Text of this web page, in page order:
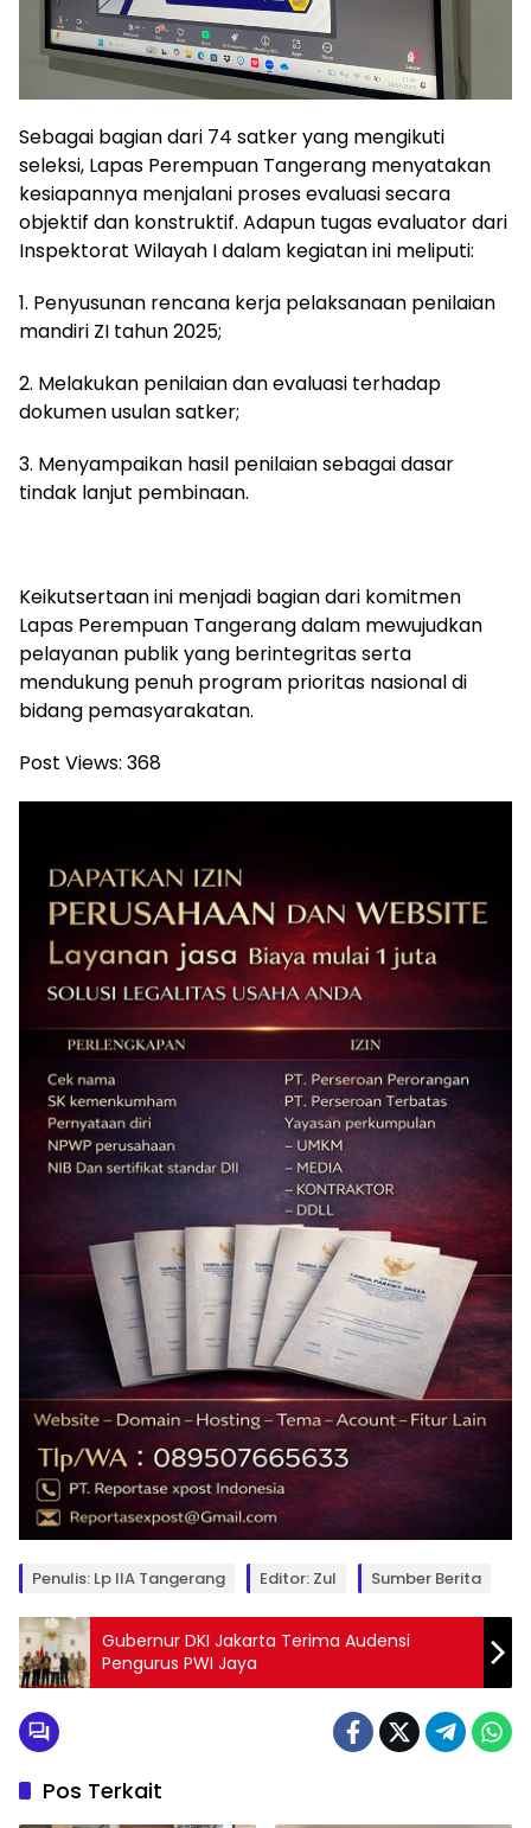
Sebagai bagian dari 74 satker yang mengikuti
seleksi, Lapas Perempuan Tangerang menyatakan
kesiapannya menjalani proses evaluasi secara
objektif dan konstruktif. Adapun tugas evaluator dari
Inspektorat Wilayah I dalam kegiatan ini meliputi:
1. Penyusunan rencana kerja pelaksanaan penilaian
mandiri ZI tahun 2025;
2. Melakukan penilaian dan evaluasi terhadap
dokumen usulan satker;
3. Menyampaikan hasil penilaian sebagai dasar
tindak lanjut pembinaan.
Keikutsertaan ini menjadi bagian dari komitmen
Lapas Perempuan Tangerang dalam mewujudkan
pelayanan publik yang berintegritas serta
mendukung penuh program prioritas nasional di
bidang pemasyarakatan.
Post Views: 368
Penulis: Lp IIA Tangerang Editor: Zul Sumber Berita
Gubernur DKI Jakarta Terima Audensi
Pengurus PWI Jaya
Pos Terkait